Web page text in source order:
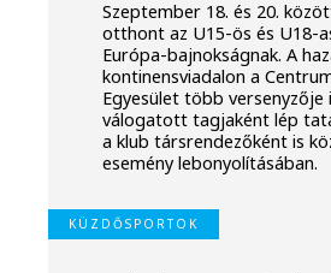
Szeptember 18. és 20.
otthont az U15-ös és U18-
Európa-bajnokságnak. A
kontinensviadalon a
Egyesület több versenyzője
válogatott tagjaként lép
a klub társrendezőként is
esemény lebonyolításában.
KÜZDŐSPORTOK